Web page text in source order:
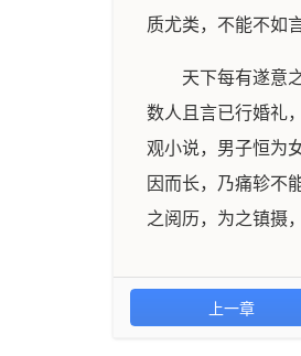
质尤类，不能不如
天下每有遂意
数人且言已行婚礼
观小说，男子恒为
因而长，乃痛轸不
之阅历，为之镇摄
上一章